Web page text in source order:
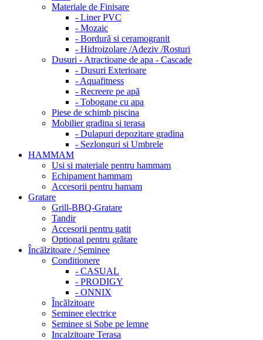
Materiale de Finisare
- Liner PVC
- Mozaic
- Bordură si ceramogranit
- Hidroizolare /Adeziv /Rosturi
Dusuri - Atractioane de apa - Cascade
- Dusuri Exterioare
- Aquafitness
- Recreere pe apă
- Tobogane cu apa
Piese de schimb piscina
Mobilier gradina si terasa
- Dulapuri depozitare gradina
- Sezlonguri si Umbrele
HAMMAM
Usi si materiale pentru hammam
Echipament hammam
Accesorii pentru hamam
Gratare
Grill-BBQ-Gratare
Tandir
Accesorii pentru gatit
Optional pentru grătare
Încălzitoare / Șeminee
Conditionere
- CASUAL
- PRODIGY
- ONNIX
Încălzitoare
Seminee electrice
Seminee si Sobe pe lemne
Incalzitoare Terasa